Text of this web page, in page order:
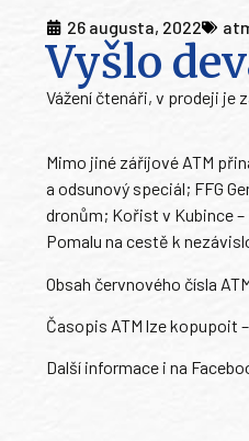
26 augusta, 2022
Vyšlo
Vážení čtenáři, v prodeji je
Mimo jiné záříjové ATM
a odsunový speciál; FFG
dronům; Kořist v Kubince
Pomalu na cestě k
Obsah červnového čísla
Časopis ATM lze kopupoit –
Další informace i na